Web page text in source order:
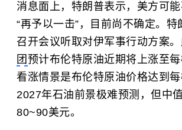
消息面上，特朗普表示，美方可
“再予以一击”，目前尚不确定。特
召开会议听取对伊军事行动方案。
团 预计布伦特原油近期将上涨至每
看涨情景是布伦特原油价格达到每
2027年石油前景极难预测，但中
80~90美元。